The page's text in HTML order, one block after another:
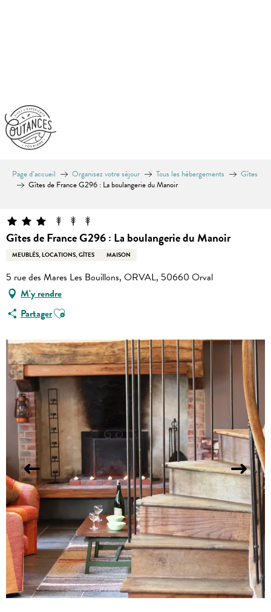
Page d’accueil Organisez votre séjour Tous les hébergements
Gîtes
Gîtes de France G296 : La boulangerie du Manoir
Gîtes de France G296 : La boulangerie du Manoir
MEUBLÉS, LOCATIONS, GÎTES MAISON
5 rue des Mares Les Bouillons, ORVAL, 50660 Orval
M'y rendre
PartagerAjouter aux favoris